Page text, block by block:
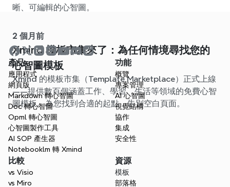
晰、可編輯的心智圖。
2 個月前
Xmind 模板市集來了：為任何情境尋找您的
心智圖模板
Xmind 的模板市集（Template Marketplace）正式上線
——提供數百個涵蓋工作、學習、生活等領域的免費心智
圖模板。為您找到合適的起點，告別空白頁面。
產品
應用程式
網頁版
Markdown 轉心智圖
Doc 轉心智圖
Opml 轉心智圖
心智圖製作工具
AI SOP 產生器
Notebooklm 轉 Xmind
功能
概覽
專案管理
AI 心智圖
視覺結構
協作
集成
安全性
比較
vs Visio
vs Miro
資源
模板
部落格